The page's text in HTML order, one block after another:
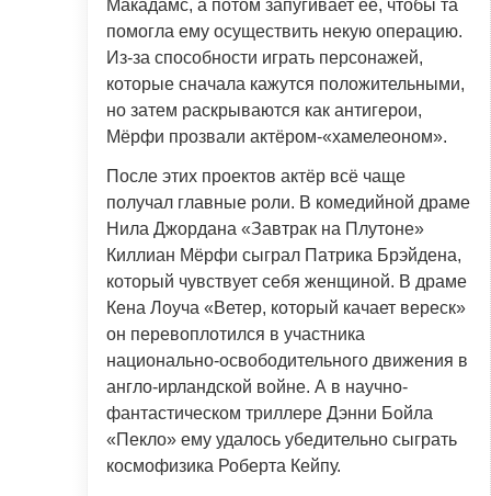
Макадамс, а потом запугивает её, чтобы та
помогла ему осуществить некую операцию.
Из-за способности играть персонажей,
которые сначала кажутся положительными,
но затем раскрываются как антигерои,
Мёрфи прозвали актёром-«хамелеоном».
После этих проектов актёр всё чаще
получал главные роли. В комедийной драме
Нила Джордана «Завтрак на Плутоне»
Киллиан Мёрфи сыграл Патрика Брэйдена,
который чувствует себя женщиной. В драме
Кена Лоуча «Ветер, который качает вереск»
он перевоплотился в участника
национально-освободительного движения в
англо-ирландской войне. А в научно-
фантастическом триллере Дэнни Бойла
«Пекло» ему удалось убедительно сыграть
космофизика Роберта Кейпу.